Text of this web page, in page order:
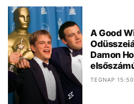
A Good
Damon
TEGNAP